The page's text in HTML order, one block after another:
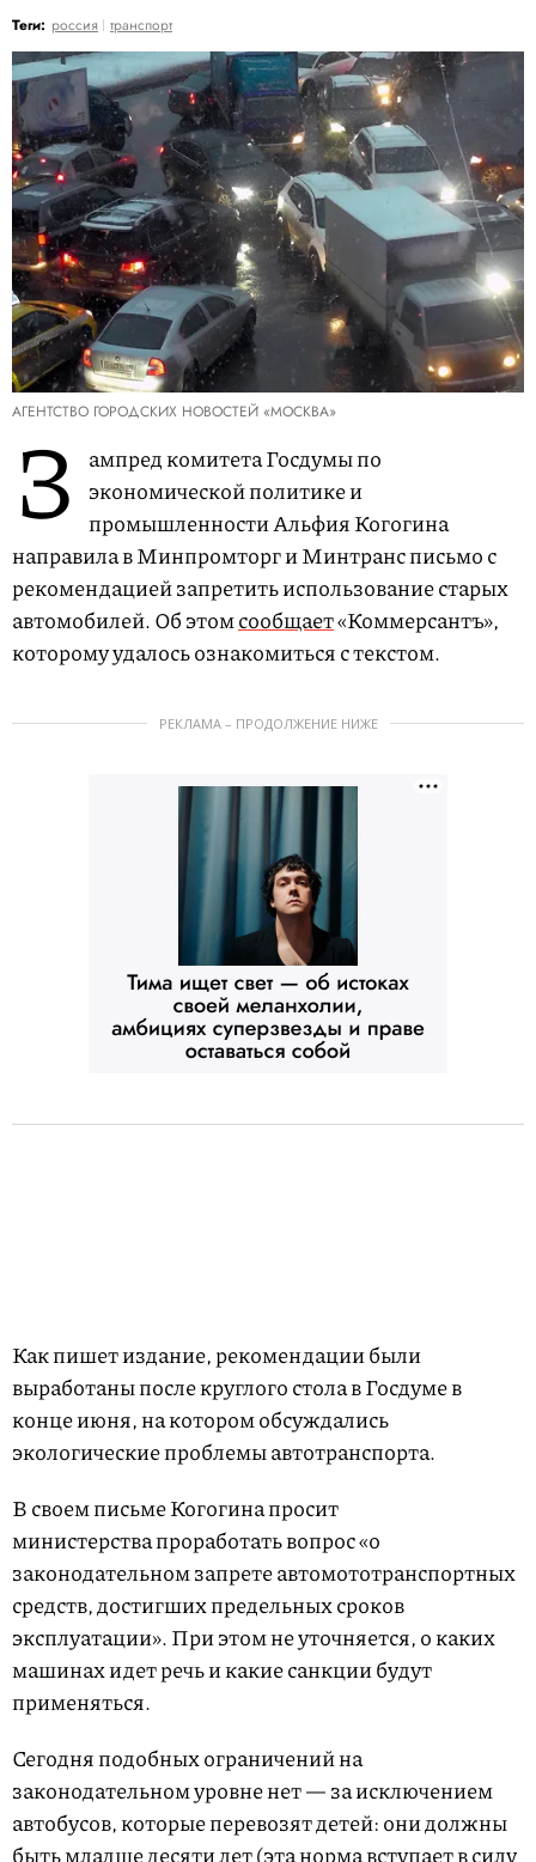
Теги: россия транспорт
АГЕНТСТВО ГОРОДСКИХ НОВОСТЕЙ «МОСКВА»
З
ампред комитета Госдумы по
экономической политике и
промышленности Альфия Когогина
направила в Минпромторг и Минтранс письмо с
рекомендацией запретить использование старых
автомобилей. Об этомсообщает«Коммерсантъ»,
которому удалось ознакомиться с текстом.
РЕКЛАМА – ПРОДОЛЖЕНИЕ НИЖЕ
Как пишет издание, рекомендации были
выработаны после круглого стола в Госдуме в
конце июня, на котором обсуждались
экологические проблемы автотранспорта.
В своем письме Когогина просит
министерства проработать вопрос «о
законодательном запрете автомототранспортных
средств, достигших предельных сроков
эксплуатации». При этом не уточняется, о каких
машинах идет речь и какие санкции будут
применяться.
Сегодня подобных ограничений на
законодательном уровне нет — за исключением
автобусов, которые перевозят детей: они должны
быть младше десяти лет (эта норма вступает в силу